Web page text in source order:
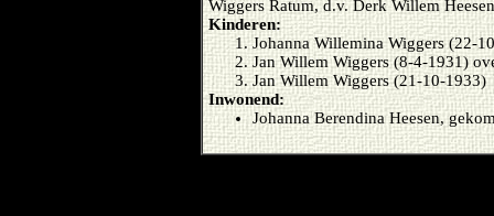
Wiggers Ratum, d.v. Derk Willem
Kinderen:
Johanna Willemina Wiggers (22-
Jan Willem Wiggers (8-4-1931)
Jan Willem Wiggers (21-10-1933)
Inwonend:
Johanna Berendina Heesen,